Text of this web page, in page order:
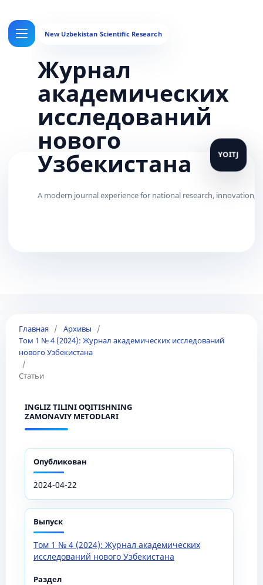
Журнал
академических
исследований
нового
Узбекистана
Главная / Архивы
/
Том 1 № 4 (2024): Журнал академических исследований
нового Узбекистана
/
Статьи
INGLIZ TILINI OʻQITISHNING
ZAMONAVIY METODLARI
Опубликован
2024-04-22
Выпуск
Том 1 № 4 (2024): Журнал академических
исследований нового Узбекистана
Раздел